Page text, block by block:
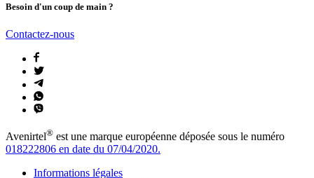
Besoin d'un coup de main ?
Contactez-nous
Avenirtel® est une marque européenne déposée sous le numéro
018222806 en date du 07/04/2020.
Informations légales